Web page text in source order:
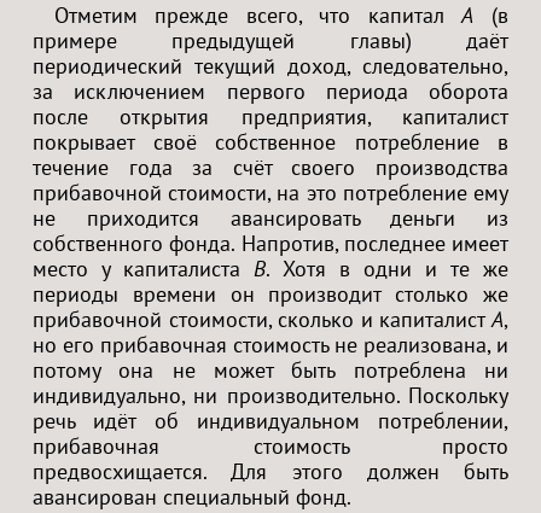
Отметим прежде всего, что капиталA (в
примере предыдущей главы) даёт
периодический текущий доход, следовательно,
за исключением первого периода оборота
после открытия предприятия, капиталист
покрывает своё собственное потребление в
течение года за счёт своего производства
прибавочной стоимости, на это потребление ему
не приходится авансировать деньги из
собственного фонда. Напротив, последнее имеет
место у капиталиста B. Хотя в одни и те же
периоды времени он производит столько же
прибавочной стоимости, сколько и капиталистA,
но его прибавочная стоимость не реализована, и
потому она не может быть потреблена ни
индивидуально, ни производительно. Поскольку
речь идёт об индивидуальном потреблении,
прибавочная стоимость просто
предвосхищается. Для этого должен быть
авансирован специальный фонд.